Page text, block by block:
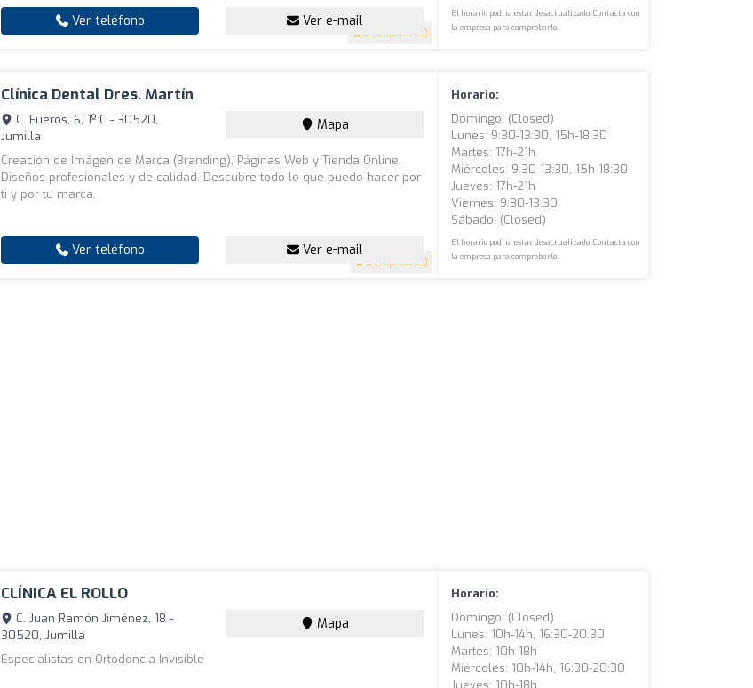
5 (6 opiniones)
Ver teléfono Ver e-mail
El horario podría estar desactualizado. Contacta con
la empresa para comprobarlo.
Clínica Dental Dres. Martín
5 (1 opiniones)
C. Fueros, 6, 1º C - 30520,
Jumilla
Mapa
Creación de Imágen de Marca (Branding), Páginas Web y Tienda Online.
Diseños profesionales y de calidad. Descubre todo lo que puedo hacer por
ti y por tu marca.
Ver teléfono Ver e-mail
Horario:
Domingo: (closed)
Lunes: 9:30-13:30, 15h-18:30
Martes: 17h-21h
Miércoles: 9:30-13:30, 15h-18:30
Jueves: 17h-21h
Viernes: 9:30-13:30
Sábado: (closed)
El horario podría estar desactualizado. Contacta con
la empresa para comprobarlo.
CLÍNICA EL ROLLO
C. Juan Ramón Jiménez, 18 -
30520, Jumilla
Mapa
Especialistas en Ortodoncia Invisible
Horario:
Domingo: (closed)
Lunes: 10h-14h, 16:30-20:30
Martes: 10h-18h
Miércoles: 10h-14h, 16:30-20:30